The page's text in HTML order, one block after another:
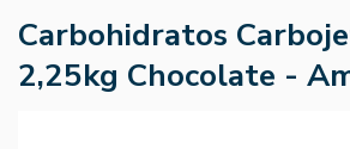
Carbohidratos
2,25kg Chocolate -